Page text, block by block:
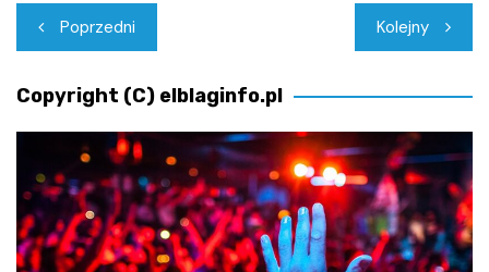
Nawigacja
wpisu
Poprzedni Kolejny
Copyright (C) elblaginfo.pl